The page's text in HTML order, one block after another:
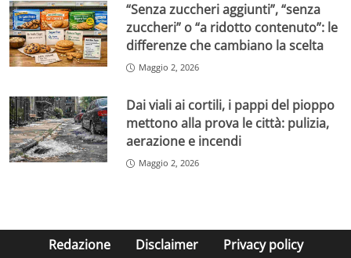
“Senza zuccheri aggiunti”, “senza
zuccheri” o “a ridotto contenuto”: le
differenze che cambiano la scelta
Maggio 2, 2026
Dai viali ai cortili, i pappi del pioppo
mettono alla prova le città: pulizia,
aerazione e incendi
Maggio 2, 2026
Redazione Disclaimer Privacy policy